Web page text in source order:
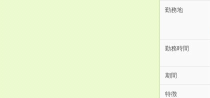
勤務地
勤務時間
期間
特徴